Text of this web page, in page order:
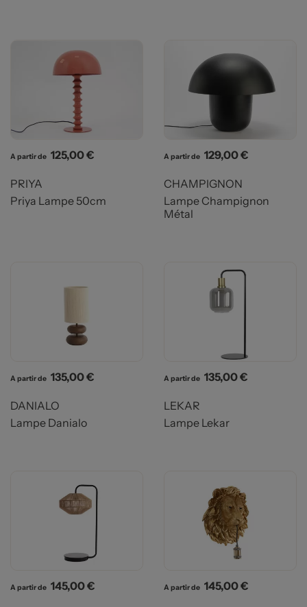
A partir de Prix
125,00 €
PRIYA
Priya Lampe 50cm
A partir de Prix
129,00 €
CHAMPIGNON
Lampe Champignon
Métal
A partir de Prix
135,00 €
DANIALO
Lampe Danialo
A partir de Prix
135,00 €
LEKAR
Lampe Lekar
A partir de Prix
145,00 € A partir de Prix
145,00 €